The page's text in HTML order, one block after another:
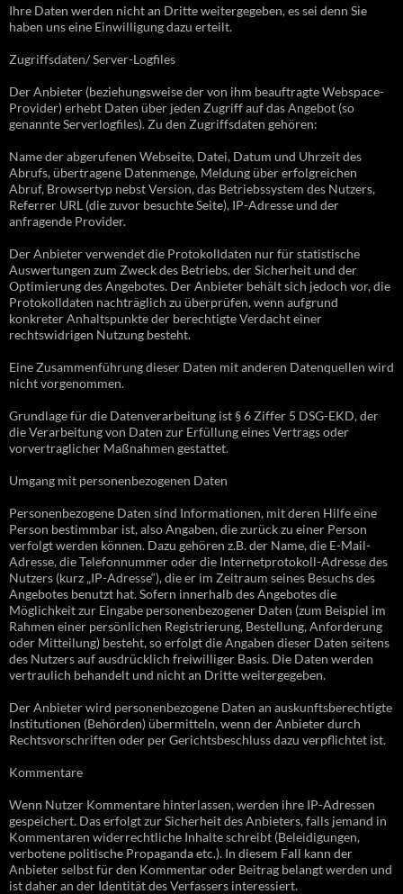
Ihre Daten werden nicht an Dritte weitergegeben, es sei denn Sie
haben uns eine Einwilligung dazu erteilt.
Zugriffsdaten/ Server-Logfiles
Der Anbieter (beziehungsweise der von ihm beauftragte Webspace-
Provider) erhebt Daten über jeden Zugriff auf das Angebot (so
genannte Serverlogfiles). Zu den Zugriffsdaten gehören:
Name der abgerufenen Webseite, Datei, Datum und Uhrzeit des
Abrufs, übertragene Datenmenge, Meldung über erfolgreichen
Abruf, Browsertyp nebst Version, das Betriebssystem des Nutzers,
Referrer URL (die zuvor besuchte Seite), IP-Adresse und der
anfragende Provider.
Der Anbieter verwendet die Protokolldaten nur für statistische
Auswertungen zum Zweck des Betriebs, der Sicherheit und der
Optimierung des Angebotes. Der Anbieter behält sich jedoch vor, die
Protokolldaten nachträglich zu überprüfen, wenn aufgrund
konkreter Anhaltspunkte der berechtigte Verdacht einer
rechtswidrigen Nutzung besteht.
Eine Zusammenführung dieser Daten mit anderen Datenquellen wird
nicht vorgenommen.
Grundlage für die Datenverarbeitung ist § 6 Ziffer 5 DSG-EKD, der
die Verarbeitung von Daten zur Erfüllung eines Vertrags oder
vorvertraglicher Maßnahmen gestattet.
Umgang mit personenbezogenen Daten
Personenbezogene Daten sind Informationen, mit deren Hilfe eine
Person bestimmbar ist, also Angaben, die zurück zu einer Person
verfolgt werden können. Dazu gehören z.B. der Name, die E-Mail-
Adresse, die Telefonnummer oder die Internetprotokoll-Adresse des
Nutzers (kurz „IP-Adresse“), die er im Zeitraum seines Besuchs des
Angebotes benutzt hat. Sofern innerhalb des Angebotes die
Möglichkeit zur Eingabe personenbezogener Daten (zum Beispiel im
Rahmen einer persönlichen Registrierung, Bestellung, Anforderung
oder Mitteilung) besteht, so erfolgt die Angaben dieser Daten seitens
des Nutzers auf ausdrücklich freiwilliger Basis. Die Daten werden
vertraulich behandelt und nicht an Dritte weitergegeben.
Der Anbieter wird personenbezogene Daten an auskunftsberechtigte
Institutionen (Behörden) übermitteln, wenn der Anbieter durch
Rechtsvorschriften oder per Gerichtsbeschluss dazu verpflichtet ist.
Kommentare
Wenn Nutzer Kommentare hinterlassen, werden ihre IP-Adressen
gespeichert. Das erfolgt zur Sicherheit des Anbieters, falls jemand in
Kommentaren widerrechtliche Inhalte schreibt (Beleidigungen,
verbotene politische Propaganda etc.). In diesem Fall kann der
Anbieter selbst für den Kommentar oder Beitrag belangt werden und
ist daher an der Identität des Verfassers interessiert.